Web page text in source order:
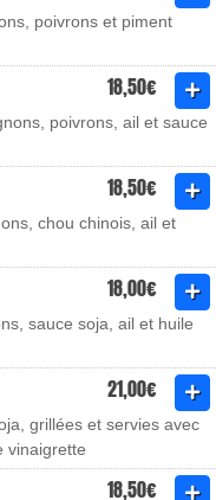
poivrons et piment
18,50€
poivrons, ail et sauce
18,50€
chou chinois, ail et
18,00€
sauce soja, ail et huile
21,00€
grillées et servies avec
vinaigrette
18,50€